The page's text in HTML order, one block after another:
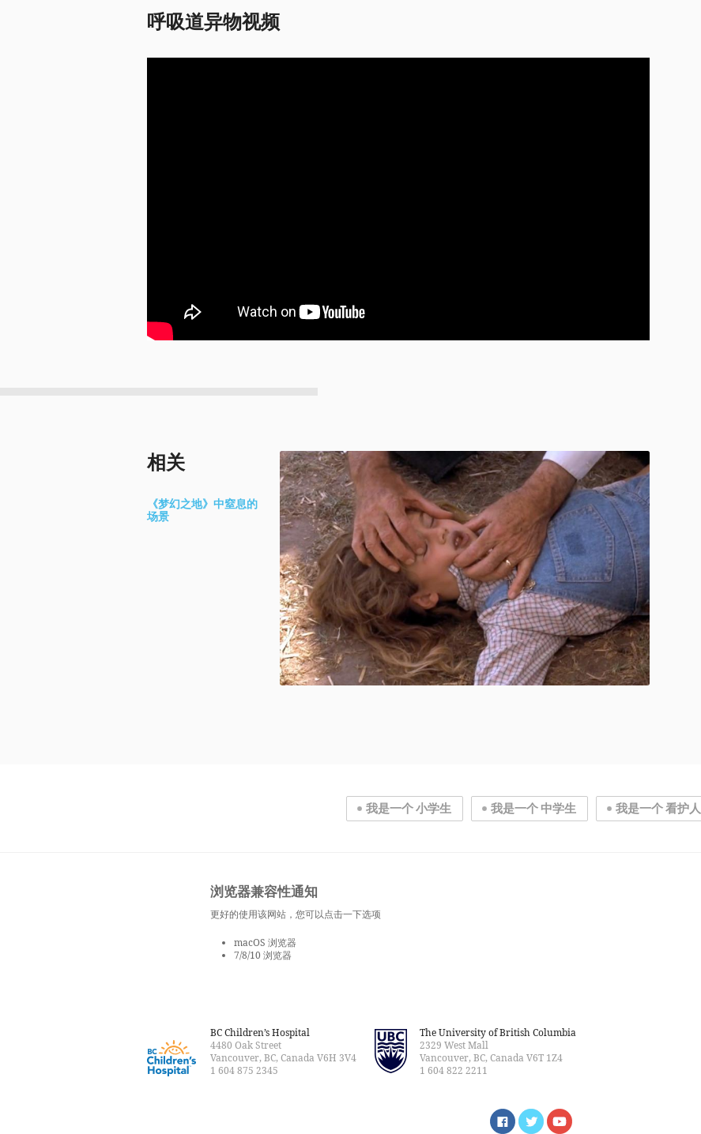
呼吸道异物视频
相关
《梦幻之地》中窒息的
场景
我是一个 小学生 我是一个 中学生 我是一个 看护人
浏览器兼容性通知
更好的使用该网站，您可以点击一下选项
macOS 浏览器
7/8/10 浏览器
BC Children’s Hospital
4480 Oak Street
Vancouver, BC, Canada V6H 3V4
1 604 875 2345
The University of British Columbia
2329 West Mall
Vancouver, BC, Canada V6T 1Z4
1 604 822 2211